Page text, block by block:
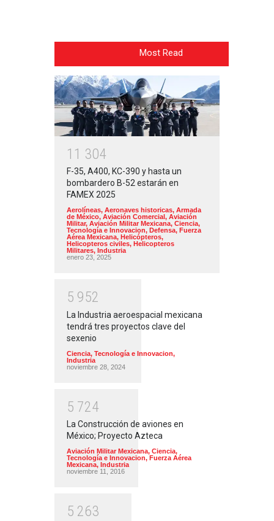
Most Read
1 1 304
F-35, A400, KC-390 y hasta un
bombardero B-52 estarán en
FAMEX 2025
Aerolíneas, Aeronaves historicas, Armada
de México, Aviación Comercial, Aviación
Militar, Aviación Militar Mexicana, Ciencia,
Tecnología e Innovacion, Defensa, Fuerza
Aérea Mexicana, Helicópteros,
Helicopteros civiles, Helicopteros
Militares, Industria
enero 23, 2025
5 952
La Industria aeroespacial mexicana
tendrá tres proyectos clave del
sexenio
Ciencia, Tecnología e Innovacion,
Industria
noviembre 28, 2024
5 724
La Construcción de aviones en
México; Proyecto Azteca
Aviación Militar Mexicana, Ciencia,
Tecnología e Innovacion, Fuerza Aérea
Mexicana, Industria
noviembre 11, 2016
5 263